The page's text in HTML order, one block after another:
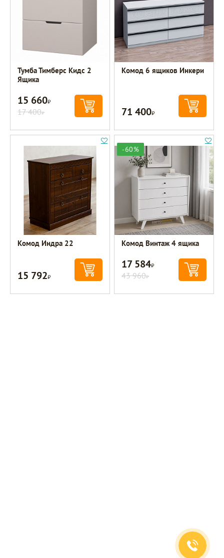
Тумба Тимберс Кидс 2
Ящика
15 660Р
17 400Р
Комод 6 ящиков Инкери
71 400Р
Комод Индра 22
15 792Р
-60%
Комод Винтаж 4 ящика
17 584Р
43 960Р